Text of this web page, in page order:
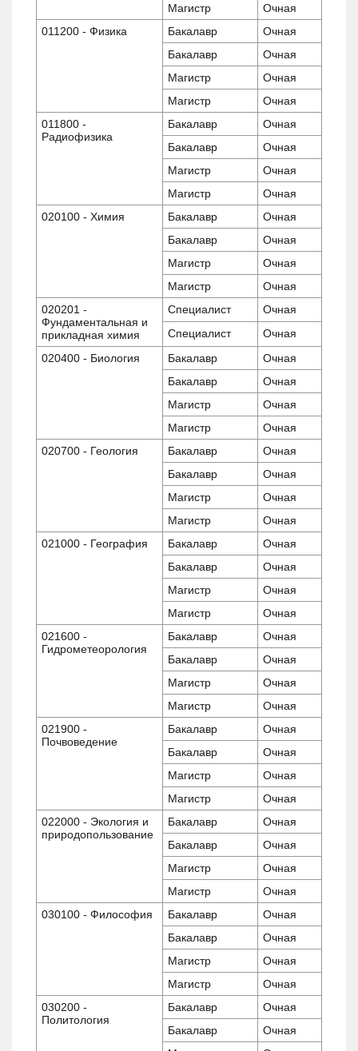
Магистр
Очная
011200 - Физика
Бакалавр
Очная
Бакалавр
Очная
Магистр
Очная
Магистр
Очная
011800 -
Радиофизика
Бакалавр
Очная
Бакалавр
Очная
Магистр
Очная
Магистр
Очная
020100 - Химия
Бакалавр
Очная
Бакалавр
Очная
Магистр
Очная
Магистр
Очная
020201 -
Фундаментальная и
прикладная химия
Специалист
Очная
Специалист
Очная
020400 - Биология
Бакалавр
Очная
Бакалавр
Очная
Магистр
Очная
Магистр
Очная
020700 - Геология
Бакалавр
Очная
Бакалавр
Очная
Магистр
Очная
Магистр
Очная
021000 - География
Бакалавр
Очная
Бакалавр
Очная
Магистр
Очная
Магистр
Очная
021600 -
Гидрометеорология
Бакалавр
Очная
Бакалавр
Очная
Магистр
Очная
Магистр
Очная
021900 -
Почвоведение
Бакалавр
Очная
Бакалавр
Очная
Магистр
Очная
Магистр
Очная
022000 - Экология и
природопользование
Бакалавр
Очная
Бакалавр
Очная
Магистр
Очная
Магистр
Очная
030100 - Философия
Бакалавр
Очная
Бакалавр
Очная
Магистр
Очная
Магистр
Очная
030200 -
Политология
Бакалавр
Очная
Бакалавр
Очная